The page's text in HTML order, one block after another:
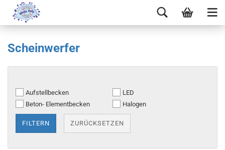
Scheinwerfer
Aufstellbecken
Beton- Elementbecken
LED
Halogen
FILTERN ZURÜCKSETZEN